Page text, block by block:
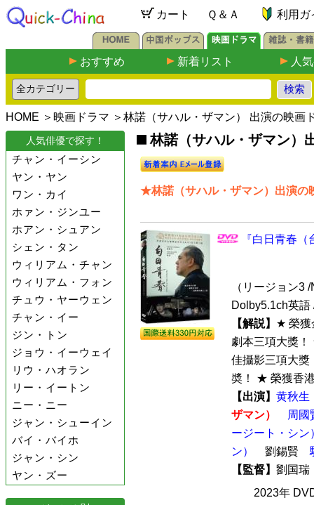
カート Ｑ＆Ａ 利用ガ
おすすめ 新着リスト 人
HOME ＞ 映画ドラマ ＞林諾（サハル・ザマン） 出演の映画
人気俳優で探す！
チャン・イーシン
ヤン・ヤン
ワン・カイ
ホァン・ジンユー
ホアン・シュアン
シェン・タン
ウィリアム・チャン
ウィリアム・フォン
チュウ・ヤーウェン
チャン・イー
ジン・トン
ジョウ・イーウェイ
リウ・ハオラン
リー・イートン
ニー・ニー
ジャン・シューイン
バイ・バイホ
ジャン・シン
ヤン・ズー
林諾（サハル・ザマン）
★林諾（サハル・ザマン）出演の
『白日青春
（リージョン3
Dolby5.1ch英
【解説】 ★ 榮獲
劇本三項大獎
佳攝影三項大
奬！ ★ 榮獲香
【出演】 黄秋生
ザマン）
周國
ージート・シン
ン）
劉錫賢
【監督】 劉国
2023年